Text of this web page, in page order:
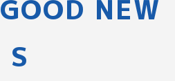
NEW
S